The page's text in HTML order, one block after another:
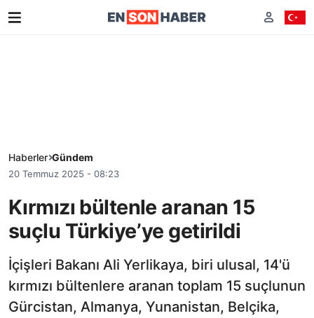
Haberler Gündem
20 Temmuz 2025 - 08:23
Kırmızı bültenle aranan 15
suçlu Türkiye’ye getirildi
İçişleri Bakanı Ali Yerlikaya, biri ulusal, 14'ü
kırmızı bültenlere aranan toplam 15 suçlunun
Gürcistan, Almanya, Yunanistan, Belçika,